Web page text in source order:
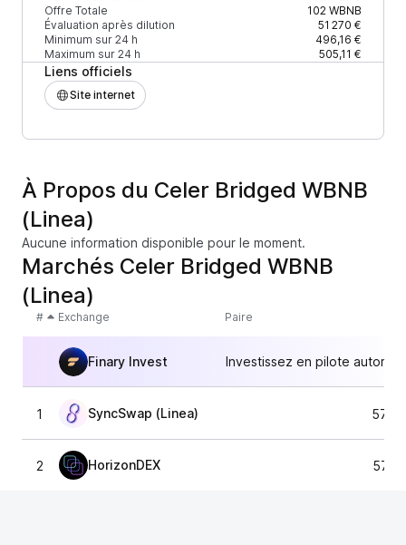
Offre Totale
102WBNB
Évaluation après dilution
51 270 €
Minimum sur 24 h
496,16 €
Maximum sur 24 h
505,11 €
Liens officiels
Site internet
À Propos du Celer Bridged WBNB
(Linea)
Aucune information disponible pour le moment.
Marchés Celer Bridged WBNB
(Linea)
# Exchange Paire
Finary Invest Investissez en pilote
1 SyncSwap (Linea)
2 HorizonDEX